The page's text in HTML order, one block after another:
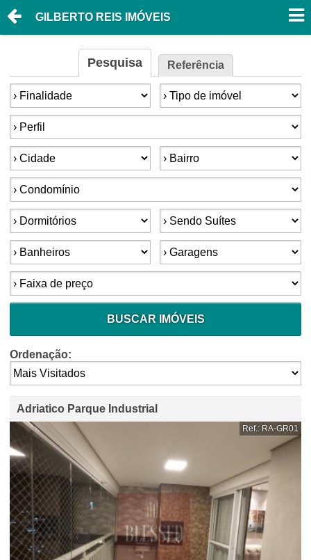
GILBERTO REIS IMÓVEIS
Pesquisa Referência
Finalidade: Tipo de imóvel:
Perfil:
Cidade: Bairro:
Condomínios:
Dormitórios: Suítes:
Banheiros: Garagens:
Faixa de preço:
BUSCAR IMÓVEIS
Ordenação:
Adriatico Parque Industrial
Ref.: RA-GR01